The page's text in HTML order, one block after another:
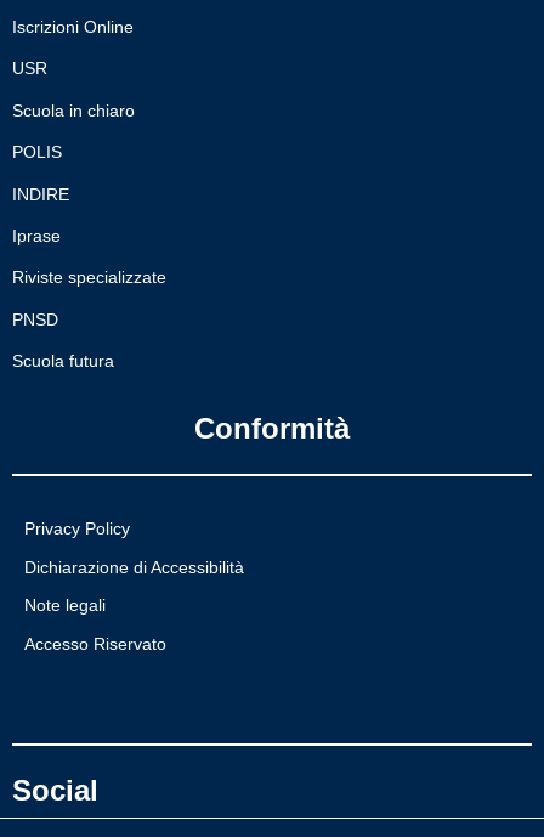
Iscrizioni Online
USR
Scuola in chiaro
POLIS
INDIRE
Iprase
Riviste specializzate
PNSD
Scuola futura
Conformità
Privacy Policy
Dichiarazione di Accessibilità
Note legali
Accesso Riservato
Social